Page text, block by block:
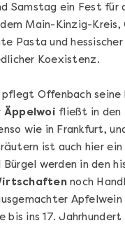
Kurs Bonn
Samstag ein Fest für
dem Main-Kinzig-Kreis,
Pasta und hessischer
Koexistenz.
Offenbach seine
Äppelwoi fließt in den
wie in Frankfurt,
ist auch hier ein
werden in den
noch
bis ins 17.